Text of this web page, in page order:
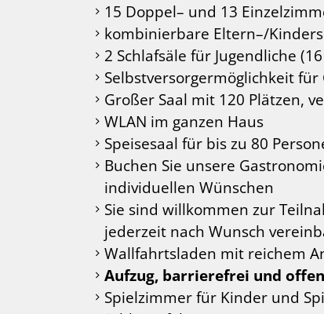
15 Doppel– und 13
kombinierbare Eltern–/
2 Schlafsäle für Jugendliche
Selbstversorgermöglichkeit
Großer Saal mit 120 Plätzen,
WLAN im ganzen Haus
Speisesaal für bis zu 80
Buchen Sie unsere
individuellen Wünschen
Sie sind willkommen zur
jederzeit nach Wunsch
Wallfahrtsladen mit reichem
Aufzug, barrierefrei und
Spielzimmer für Kinder und